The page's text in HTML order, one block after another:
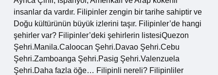
insanlar da vardır. Filipinler zengin bir tarihe sahiptir ve
Doğu kültürünün büyük izlerini taşır. Filipinler’de hangi
şehirler var? Filipinler’deki şehirlerin listesiQuezon
Şehri.Manila.Caloocan Şehri.Davao Şehri.Cebu
Şehri.Zamboanga Şehri.Pasig Şehri.Valenzuela
Şehri.Daha fazla öğe… Filipinli nereli? Filipinliler